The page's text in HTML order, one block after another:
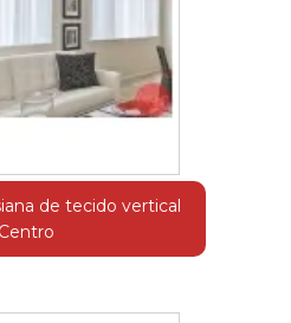
de tecido vertical
Centro